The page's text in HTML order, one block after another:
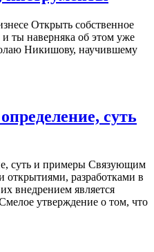
Открыть собственное
ты наверняка об этом уже
Никишову, научившему
суть
суть и примеры Связующим
разработками в
внедрением является
утверждение о том, что